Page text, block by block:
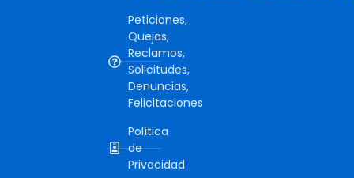
Peticiones,
Quejas,
Reclamos,
Solicitudes,
Denuncias,
Felicitaciones
Política
de
Privacidad